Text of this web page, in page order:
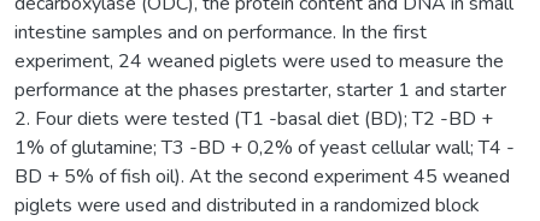
intestine samples and on performance. In the first
experiment, 24 weaned piglets were used to measure the
performance at the phases prestarter, starter 1 and starter
2. Four diets were tested (T1 -basal diet (BD); T2 -BD +
1% of glutamine; T3 -BD + 0,2% of yeast cellular wall; T4 -
BD + 5% of fish oil). At the second experiment 45 weaned
piglets were used and distributed in a randomized block